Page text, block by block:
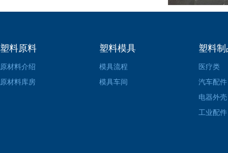
塑料原料
原材料介绍
原材料库房
塑料模具
模具流程
模具车间
塑料制
医疗类
汽车配件
电器外壳
工业配件